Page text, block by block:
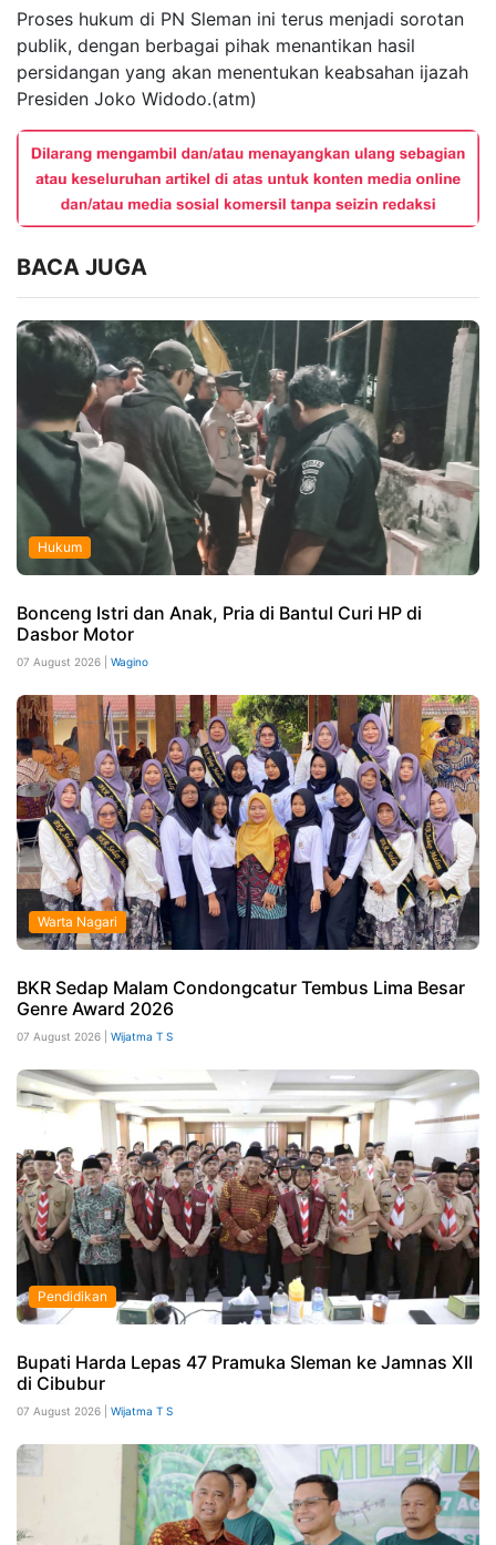
Proses hukum di PN Sleman ini terus menjadi sorotan
publik, dengan berbagai pihak menantikan hasil
persidangan yang akan menentukan keabsahan ijazah
Presiden Joko Widodo.(atm)
BACA JUGA
Hukum
Bonceng Istri dan Anak, Pria di Bantul Curi HP di
Dasbor Motor
07 August 2026 | Wagino
Warta Nagari
BKR Sedap Malam Condongcatur Tembus Lima Besar
Genre Award 2026
07 August 2026 | Wijatma T S
Pendidikan
Bupati Harda Lepas 47 Pramuka Sleman ke Jamnas XII
di Cibubur
07 August 2026 | Wijatma T S